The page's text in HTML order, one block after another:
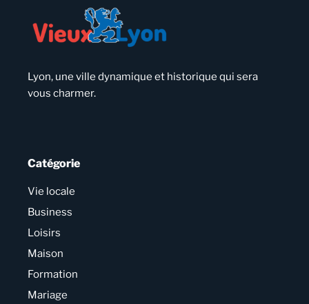
Lyon, une ville dynamique et historique qui sera
vous charmer.
Catégorie
Vie locale
Business
Loisirs
Maison
Formation
Mariage